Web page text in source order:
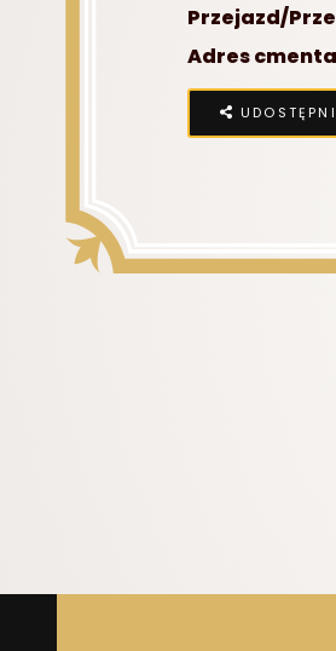
Przejazd/
Adres